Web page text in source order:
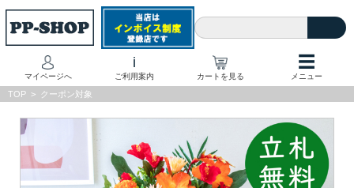
マイページへ
i
ご利用案内 カートを見る
☰
メニュー
TOP > クーポン対象